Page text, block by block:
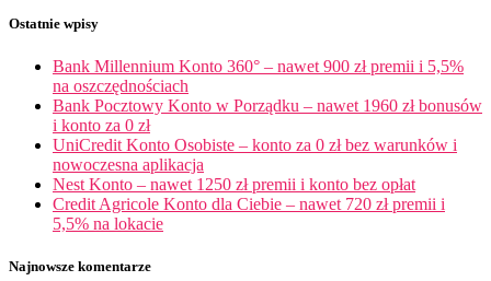
Ostatnie wpisy
Bank Millennium Konto 360° – nawet 900 zł premii i 5,5%
na oszczędnościach
Bank Pocztowy Konto w Porządku – nawet 1960 zł bonusów
i konto za 0 zł
UniCredit Konto Osobiste – konto za 0 zł bez warunków i
nowoczesna aplikacja
Nest Konto – nawet 1250 zł premii i konto bez opłat
Credit Agricole Konto dla Ciebie – nawet 720 zł premii i
5,5% na lokacie
Najnowsze komentarze